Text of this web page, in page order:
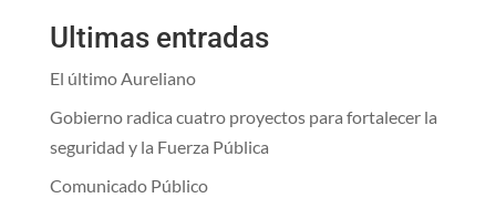
Ultimas entradas
El último Aureliano
Gobierno radica cuatro proyectos para fortalecer la
seguridad y la Fuerza Pública
Comunicado Público